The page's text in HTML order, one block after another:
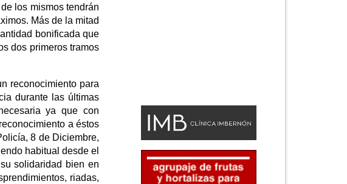
los mismos tendrán
Más de la mitad
bonificada que
dos primeros tramos
reconocimiento para
durante las últimas
ya que con
a éstos
8 de Diciembre,
habitual desde el
solidaridad bien en
riadas,